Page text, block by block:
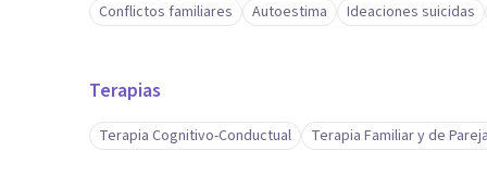
Conflictos familiares
Autoestima Ideaciones suicidas
Terapias
Terapia Cognitivo-Conductual Terapia Familiar y de Pareja